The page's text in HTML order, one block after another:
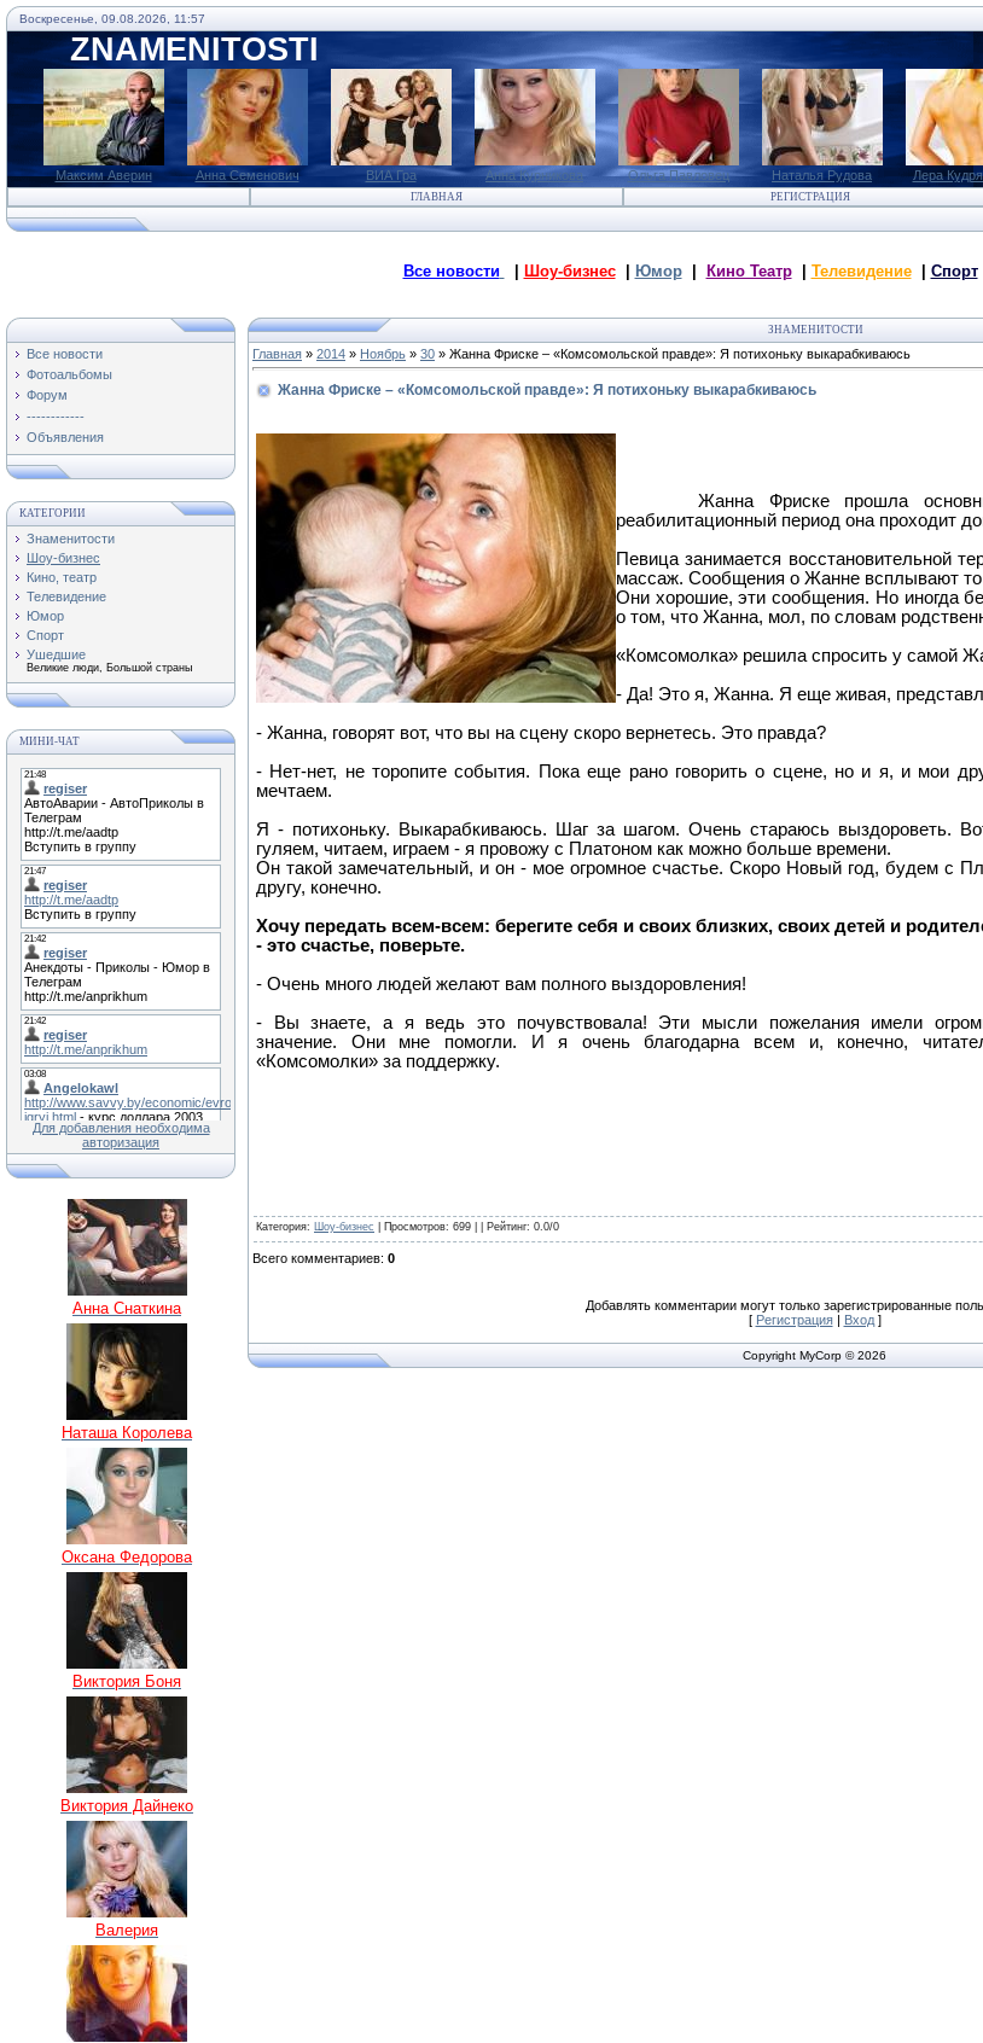
Воскресенье, 09.08.2026, 11:57
ZNAMENITOSTI
Максим Аверин Анна Семенович ВИА Гра Анна Курникова Ольга Павловец Наталья Рудова Лера
ГЛАВНАЯ РЕГИСТРАЦИЯ
Все новости Шоу-бизнес| Юмор| Кино Театр| Телевидение| Спорт
Все новости
Фотоальбомы
Форум
------------
Объявления
КАТЕГОРИИ
Знаменитости
Шоу-бизнес
Кино, театр
Телевидение
Юмор
Спорт
Ушедшие
Великие люди, Большой страны
МИНИ-ЧАТ
Для добавления необходима
авторизация
Анна Снаткина
Наташа Королева
Оксана Федорова
Виктория Боня
Виктория Дайнеко
Валерия
ЗНАМЕНИТОСТИ
Главная » 2014 » Ноябрь » 30 » Жанна Фриске – «Комсомольской правде»: Я потихоньку выкарабкиваюсь
Жанна Фриске – «Комсомольской правде»: Я потихоньку выкарабкиваюсь
Жанна Фриске прошла
реабилитационный период она проходит
Певица занимается восстановительной
массаж. Сообщения о Жанне всплывают то
Они хорошие, эти сообщения. Но иногда
о том, что Жанна, мол, по словам
«Комсомолка» решила спросить у самой
- Да! Это я, Жанна. Я еще живая,
- Жанна, говорят вот, что вы на сцену скоро вернетесь. Это правда?
- Нет-нет, не торопите события. Пока еще рано говорить о сцене, но и я, и мои
мечтаем.
Я - потихоньку. Выкарабкиваюсь. Шаг за шагом. Очень стараюсь выздороветь.
гуляем, читаем, играем - я провожу с Платоном как можно больше времени.
Он такой замечательный, и он - мое огромное счастье. Скоро Новый год, будем с
другу, конечно.
Хочу передать всем-всем: берегите себя и своих близких, своих детей и
- это счастье, поверьте.
- Очень много людей желают вам полного выздоровления!
- Вы знаете, а я ведь это почувствовала! Эти мысли пожелания имели
значение. Они мне помогли. И я очень благодарна всем и, конечно,
«Комсомолки» за поддержку.
Категория: Шоу-бизнес Просмотров: 699 | | Рейтинг: 0.0/0
Всего комментариев: 0
Добавлять комментарии могут только зарегистрированные
[ Регистрация| Вход]
Copyright MyCorp © 2026